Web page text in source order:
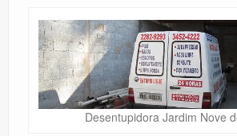
Desentupidora Jardim Nove